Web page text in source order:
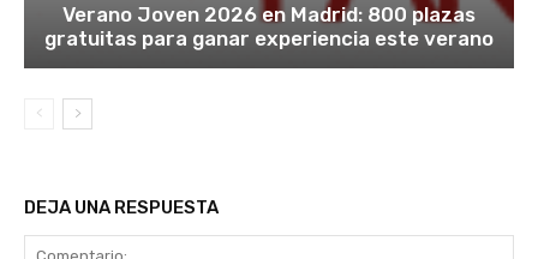
Verano Joven 2026 en Madrid: 800 plazas
gratuitas para ganar experiencia este verano
DEJA UNA RESPUESTA